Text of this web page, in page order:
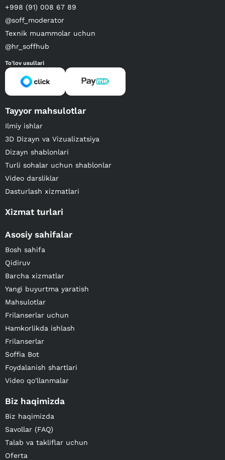
+998 (91) 008 67 89
@soff_moderator
Texnik muammolar uchun
@hr_soffhub
To'lov usullari
Tayyor mahsulotlar
Ilmiy ishlar
3D Dizayn va Vizualizatsiya
Dizayn shablonlari
Turli sohalar uchun shablonlar
Video darsliklar
Dasturlash xizmatlari
Xizmat turlari
Asosiy sahifalar
Bosh sahifa
Qidiruv
Barcha xizmatlar
Yangi buyurtma yaratish
Mahsulotlar
Frilanserlar uchun
Hamkorlikda ishlash
Frilanserlar
Soffia Bot
Foydalanish shartlari
Video qo'llanmalar
Biz haqimizda
Biz haqimizda
Savollar (FAQ)
Talab va takliflar uchun
Oferta